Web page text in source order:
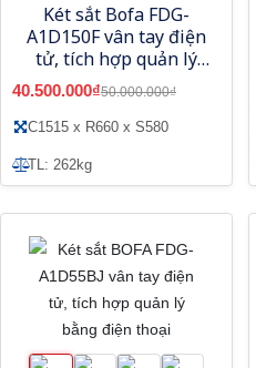
Két sắt Bofa FDG-
A1D150F vân tay điện
tử, tích hợp quản lý
bằng điện thoại
40.500.000₫50.000.000₫
C1515 x R660 x S580
TL: 262kg